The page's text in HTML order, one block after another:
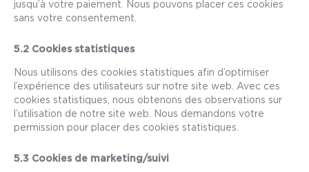
jusqu’à votre paiement. Nous pouvons placer ces cookies
sans votre consentement.
5.2 Cookies statistiques
Nous utilisons des cookies statistiques afin d’optimiser
l’expérience des utilisateurs sur notre site web. Avec ces
cookies statistiques, nous obtenons des observations sur
l’utilisation de notre site web. Nous demandons votre
permission pour placer des cookies statistiques.
5.3 Cookies de marketing/suivi